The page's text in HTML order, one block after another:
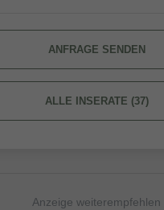
ANFRAGE SENDEN
ALLE INSERATE (37)
Anzeige weiterempfehlen